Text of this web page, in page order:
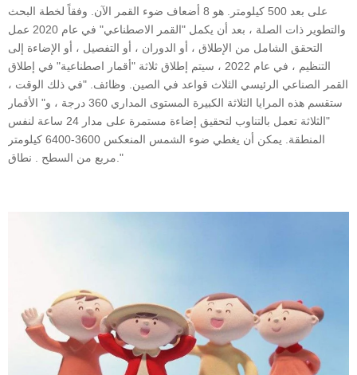
على بعد 500 كيلومتر. هو 8 أضعاف ضوء القمر الآن. وفقاً لخطة البحث
والتطوير ذات الصلة ، بعد أن يكمل "القمر الاصطناعي" في عام 2020 عمل
التحقق الشامل من الإطلاق ، أو الدوران ، أو التفصيل ، أو الإضاءة إلى
التنظيم ، في عام 2022 ، سيتم إطلاق ثلاثة "أقمار اصطناعية" في إطلاق
القمر الصناعي الرئيسي الثلاث قواعد في الصين. وظائف. "في ذلك الوقت ،
ستقسم هذه المرايا الثلاثة الكبيرة المستوى المداري 360 درجة ، و" الأقمار
"الثلاثة تعمل بالتناوب لتحقيق إضاءة مستمرة على مدار 24 ساعة لنفس
المنطقة. يمكن أن يغطي ضوء الشمس المنعكس 3600-6400 كيلومتر
مربع من السطح . نطاق."